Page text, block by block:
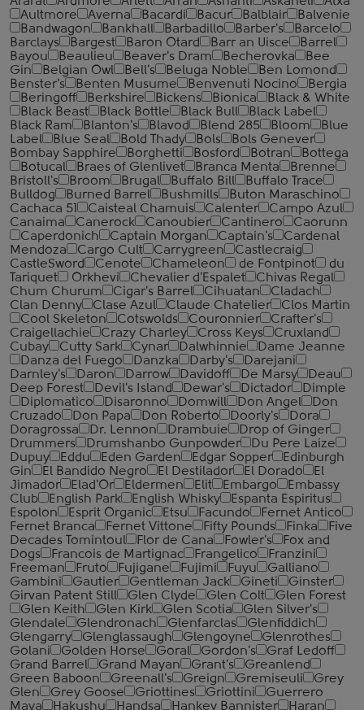
Aultmore
Averna Bacardi Bacur Balblair
Balvenie
Bandwagon
Bankhall Barbadillo Barber's
Barcelo
Barclays
Bargest Baron Otard Barr an Uisce
Barrel
Bayou
Beaulieu Beaver's Dram Becherovka
Bee
Gin
Belgian Owl Bell's Beluga Noble
Ben Lomond
Benster's
Benten Musume Benvenuti Nocino
Bergia
Beringoff
Berkshire Bickens Bionica
Black & White
Black Beast
Black Bottle Black Bull
Black Label
Black Ram
Blanton's Blavod Blend 285 Bloom
Blue
Label
Blue Seal Bold Thady Bols
Bols Genever
Bombay Sapphire
Borghetti Bosford Botran
Bottega
Botucal
Braes of Glenlivet Branca Menta
Brenne
Bristoll's
Broom Brugal Buffalo Bill
Buffalo Trace
Bulldog
Burned Barrel Bushmills
Buton Maraschino
Cachaca 51
Caisteal Chamuis Calenter
Campo Azul
Canaima
Canerock Canoubier Cantinero
Caorunn
Caperdonich
Captain Morgan Captain's
Cardenal
Mendoza
Cargo Cult Carrygreen
Castlecraig
CastleSword
Cenote Chameleon de Fontpinot
du
Tariquet
Orkhevi Chevalier d'Espalet
Chivas Regal
Chum Churum
Cigar's Barrel Cihuatan
Cladach
Clan Denny
Clase Azul Claude Chatelier
Clos Martin
Cool Skeleton
Cotswolds Couronnier
Crafter's
Craigellachie
Crazy Charley Cross Keys
Cruxland
Cubay
Cutty Sark Cynar Dalwhinnie
Dame Jeanne
Danza del Fuego
Danzka Darby's
Darejani
Darnley's
Daron Darrow Davidoff De Marsy
Deau
Deep Forest
Devil's Island Dewar's Dictador
Dimple
Diplomatico
Disaronno Domwill Don Angel
Don
Cruzado
Don Papa Don Roberto Doorly's
Dora
Doragrossa
Dr. Lennon Drambuie
Drop of Ginger
Drummers
Drumshanbo Gunpowder
Du Pere Laize
Dupuy
Eddu Eden Garden Edgar Sopper
Edinburgh
Gin
El Bandido Negro El Destilador El Dorado
El
Jimador
Elad'Or Eldermen Elit Embargo
Embassy
Club
English Park English Whisky
Espanta Espiritus
Espolon
Esprit Organic Etsu Facundo
Fernet Antico
Fernet Branca
Fernet Vittone Fifty Pounds Finka
Five
Decades Tomintoul
Flor de Cana Fowler's
Fox and
Dogs
Francois de Martignac Frangelico
Franzini
Freeman
Fruto Fujigane Fujimi Fuyu
Galliano
Gambini
Gautier Gentleman Jack Gineti
Ginster
Girvan Patent Still
Glen Clyde Glen Colt
Glen Forest
Glen Keith
Glen Kirk Glen Scotia
Glen Silver's
Glendale
Glendronach Glenfarclas
Glenfiddich
Glengarry
Glenglassaugh Glengoyne
Glenrothes
Golani
Golden Horse Goral Gordon's
Graf Ledoff
Grand Barrel
Grand Mayan Grant's
Greanlend
Green Baboon
Greenall's Greign Gremiseuli
Grey
Glen
Grey Goose Griottines Griottini
Guerrero
Maya
Hakushu Handsa Hankey Bannister
Haran